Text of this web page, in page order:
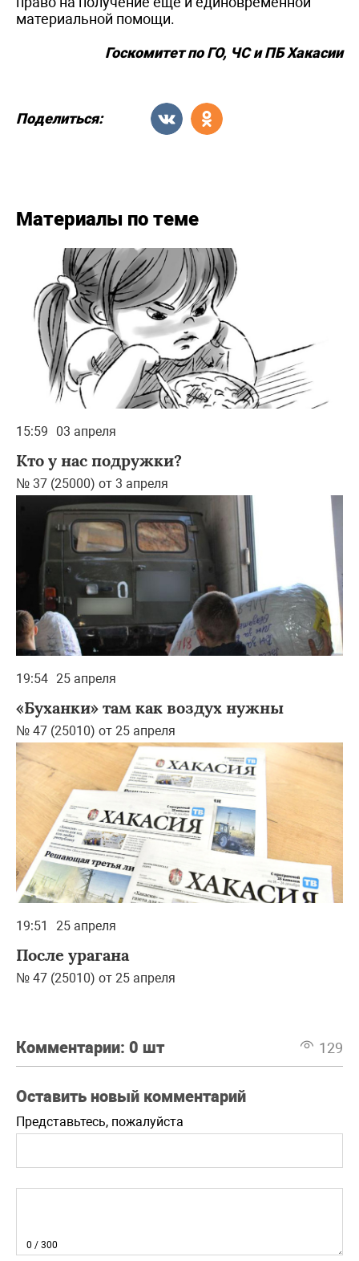
материальной помощи.
Госкомитет по ГО, ЧС и ПБ Хакасии
Поделиться:
Материалы по теме
15:59 03 апреля
Кто у нас подружки?
№ 37 (25000) от 3 апреля
19:54 25 апреля
«Буханки» там как воздух нужны
№ 47 (25010) от 25 апреля
19:51 25 апреля
После урагана
№ 47 (25010) от 25 апреля
Комментарии: 0 шт 129
Оставить новый комментарий
Представьтесь, пожалуйста
0 / 300